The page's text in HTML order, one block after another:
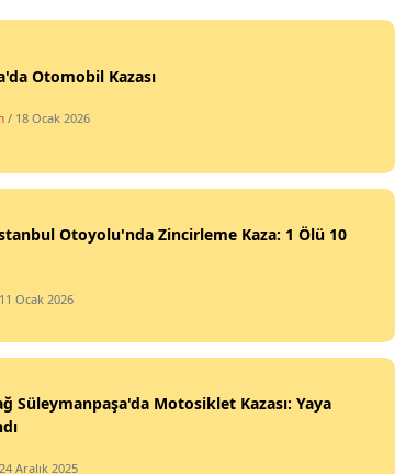
Otomobil Kazası
/ 18 Ocak 2026
Otoyolu'nda Zincirleme Kaza: 1 Ölü 10
Ocak 2026
Süleymanpaşa'da Motosiklet Kazası: Yaya
Aralık 2025